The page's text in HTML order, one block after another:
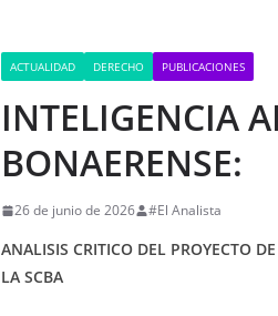
ACTUALIDAD DERECHO PUBLICACIONES
INTELIGENCIA
BONAERENSE:
26 de junio de 2026 #El Analista
ANALISIS CRITICO DEL PROYECTO
LA SCBA